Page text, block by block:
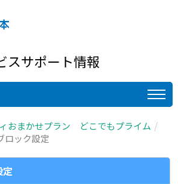
スサポート情報
おまかせプラン どこでもプライム
ロック設定